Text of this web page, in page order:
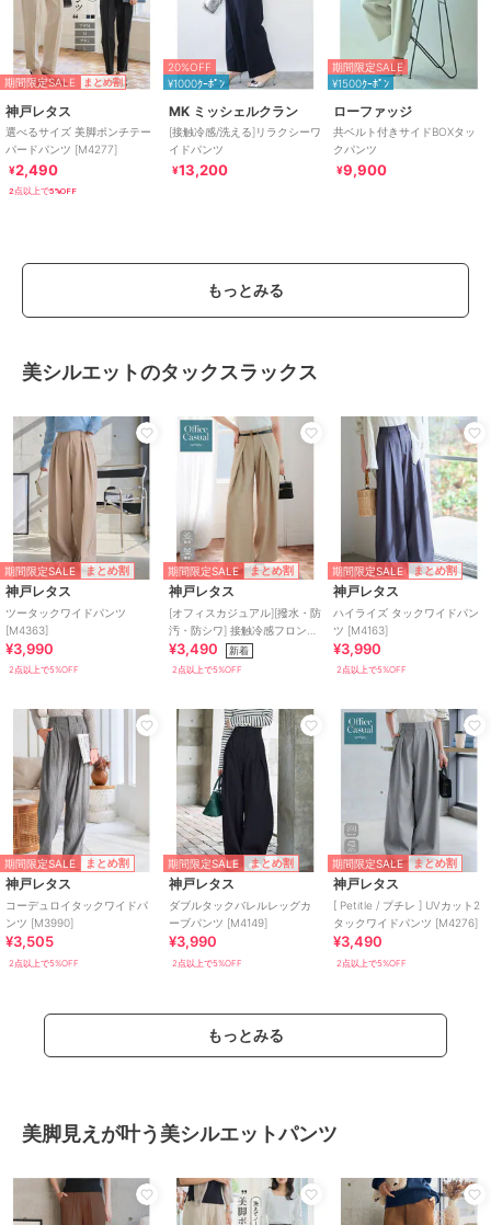
期間限定SALE まとめ割
神戸レタス
選べるサイズ 美脚ポンチテー
パードパンツ [M4277]
¥2,490
2点以上で5%OFF
20%OFF
¥1000ｸｰﾎﾟﾝ
MK ミッシェルクラン
[接触冷感/洗える]リラクシーワ
イドパンツ
¥13,200
期間限定SALE
¥1500ｸｰﾎﾟﾝ
ローファッジ
共ベルト付きサイドBOXタッ
クパンツ
¥9,900
もっとみる
美シルエットのタックスラックス
期間限定SALE まとめ割
神戸レタス
ツータックワイドパンツ
[M4363]
¥3,990
2点以上で5%OFF
期間限定SALE まとめ割
神戸レタス
[オフィスカジュアル][撥水・防
汚・防シワ] 接触冷感フロント
タックワイドスラックス
[M4408]
¥3,490 新着
2点以上で5%OFF
期間限定SALE まとめ割
神戸レタス
ハイライズ タックワイドパン
ツ [M4163]
¥3,990
2点以上で5%OFF
期間限定SALE まとめ割
神戸レタス
コーデュロイタックワイドパ
ンツ [M3990]
¥3,505
2点以上で5%OFF
期間限定SALE まとめ割
神戸レタス
ダブルタックバレルレッグカ
ーブパンツ [M4149]
¥3,990
2点以上で5%OFF
期間限定SALE まとめ割
神戸レタス
[ Petitle / プチレ ] UVカット2
タックワイドパンツ [M4276]
¥3,490
2点以上で5%OFF
もっとみる
美脚見えが叶う美シルエットパンツ